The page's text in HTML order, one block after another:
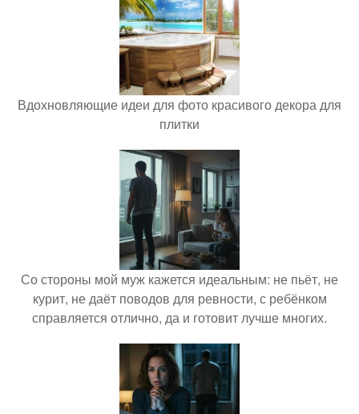
Вдохновляющие идеи для фото красивого декора для
плитки
Со стороны мой муж кажется идеальным: не пьёт, не
курит, не даёт поводов для ревности, с ребёнком
справляется отлично, да и готовит лучше многих.